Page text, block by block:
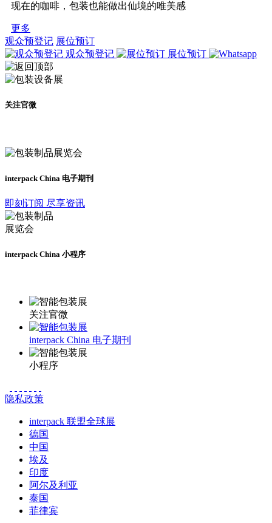
现在的咖啡，包装也能做出仙境的唯美感
更多
观众预登记 展位预订
观众预登记
展位预订
关注官微
interpack China 电子期刊
即刻订阅 尽享资讯
interpack China 小程序
关注官微
interpack China 电子期刊
小程序
隐私政策
interpack 联盟全球展
德国
中国
埃及
印度
阿尔及利亚
泰国
菲律宾